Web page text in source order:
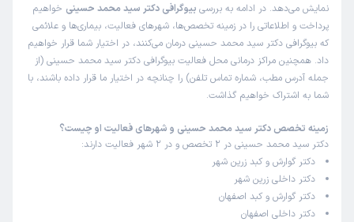
نمایش می‌دهد. در ادامه به بررسی بیوگرافی دکتر سید محمد حسینی خواهیم
پرداخت و اطلاعاتی را در زمینه تخصص‌ها، شهرهای فعالیت، بیماری‌ها و علائمی
که بیوگرافی دکتر سید محمد حسینی درمان می‌کنند، در اختیار شما قرار خواهیم
داد. همچنین مراکز درمانی محل فعالیت بیوگرافی دکتر سید محمد حسینی (از
جمله آدرس مطب، شماره تماس تلفن) را چنانچه در اختیار ما قرار داده باشند، با
شما به اشتراک خواهیم گذاشت.
زمینه تخصص دکتر سید محمد حسینی و شهرهای فعالیت او چیست؟
دکتر سید محمد حسینی در 2 تخصص و در 2 شهر فعالیت دارند:
دکتر گوارش و کبد زرین شهر
دکتر داخلی زرین شهر
دکتر گوارش و کبد اصفهان
دکتر داخلی اصفهان